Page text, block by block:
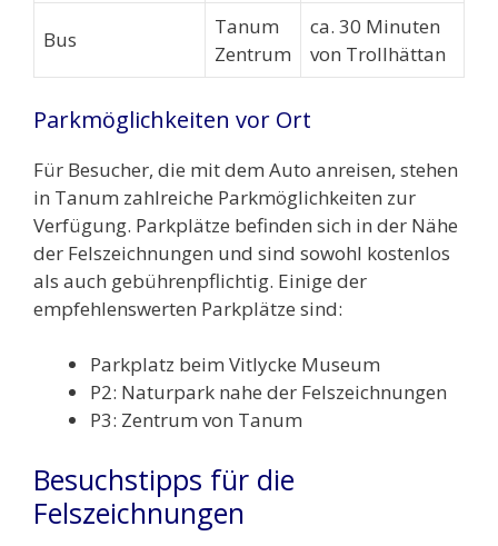
Bus
Tanum
Zentrum
ca. 30 Minuten
von Trollhättan
Parkmöglichkeiten vor Ort
Für Besucher, die mit dem Auto anreisen, stehen
in Tanum zahlreiche Parkmöglichkeiten zur
Verfügung. Parkplätze befinden sich in der Nähe
der Felszeichnungen und sind sowohl kostenlos
als auch gebührenpflichtig. Einige der
empfehlenswerten Parkplätze sind:
Parkplatz beim Vitlycke Museum
P2: Naturpark nahe der Felszeichnungen
P3: Zentrum von Tanum
Besuchstipps für die
Felszeichnungen